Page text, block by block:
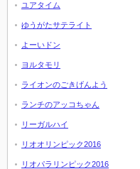
ユアタイム
ゆうがたサテライト
よーいドン
ヨルタモリ
ライオンのごきげんよう
ランチのアッコちゃん
リーガルハイ
リオオリンピック2016
リオパラリンピック2016